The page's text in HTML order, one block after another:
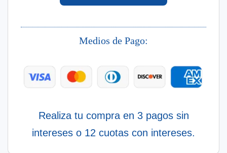
240
Ml
Medios de Pago:
Realiza tu compra en 3 pagos sin
intereses o 12 cuotas con intereses.